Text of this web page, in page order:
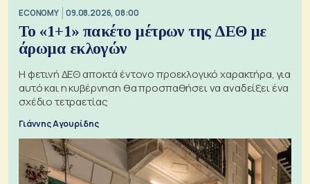
ECONOMY 09.08.2026, 08:00
Το «1+1» πακέτο μέτρων της ΔΕΘ με
άρωμα εκλογών
Η φετινή ΔΕΘ αποκτά έντονο προεκλογικό χαρακτήρα, για
αυτό και η κυβέρνηση θα προσπαθήσει να αναδείξει ένα
σχέδιο τετραετίας
Γιάννης Αγουρίδης